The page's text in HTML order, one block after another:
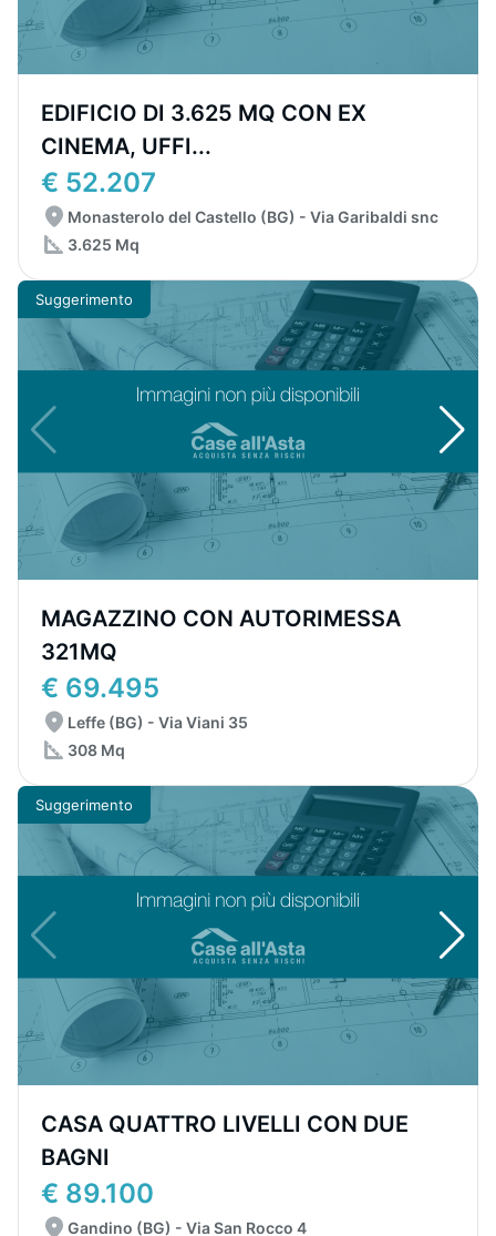
EDIFICIO DI 3.625 MQ CON EX
CINEMA, UFFI...
€ 52.207
Monasterolo del Castello (BG) - Via Garibaldi snc
3.625 Mq
Suggerimento
MAGAZZINO CON AUTORIMESSA
321MQ
€ 69.495
Leffe (BG) - Via Viani 35
308 Mq
Suggerimento
CASA QUATTRO LIVELLI CON DUE
BAGNI
€ 89.100
Gandino (BG) - Via San Rocco 4